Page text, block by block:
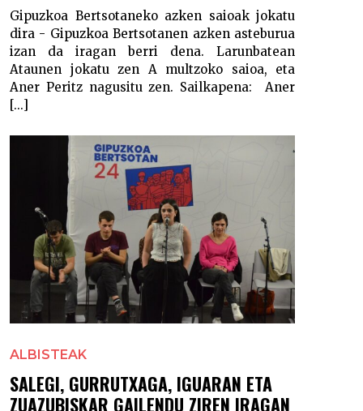
Gipuzkoa Bertsotaneko azken saioak jokatu
dira - Gipuzkoa Bertsotanen azken asteburua
izan da iragan berri dena. Larunbatean
Ataunen jokatu zen A multzoko saioa, eta
Aner Peritz nagusitu zen. Sailkapena: Aner
[...]
ALBISTEAK
SALEGI, GURRUTXAGA, IGUARAN ETA
ZUAZUBISKAR GAILENDU ZIREN IRAGAN